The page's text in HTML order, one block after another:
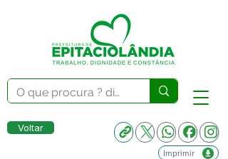
Voltar
Imprimir